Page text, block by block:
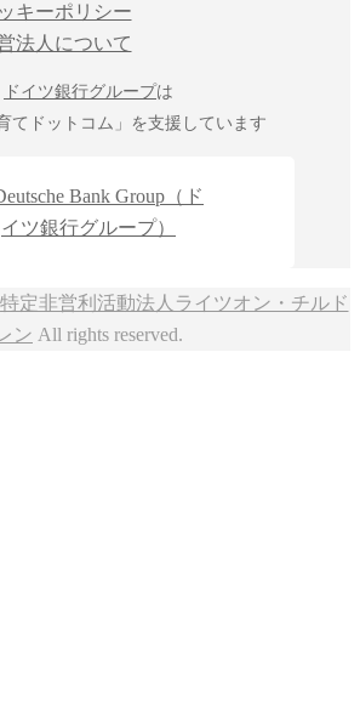
キーポリシー
法人について
ドイツ銀行グループは
てドットコム」を支援しています
特定非営利活動法人ライツオン・チルド
レン All rights reserved.